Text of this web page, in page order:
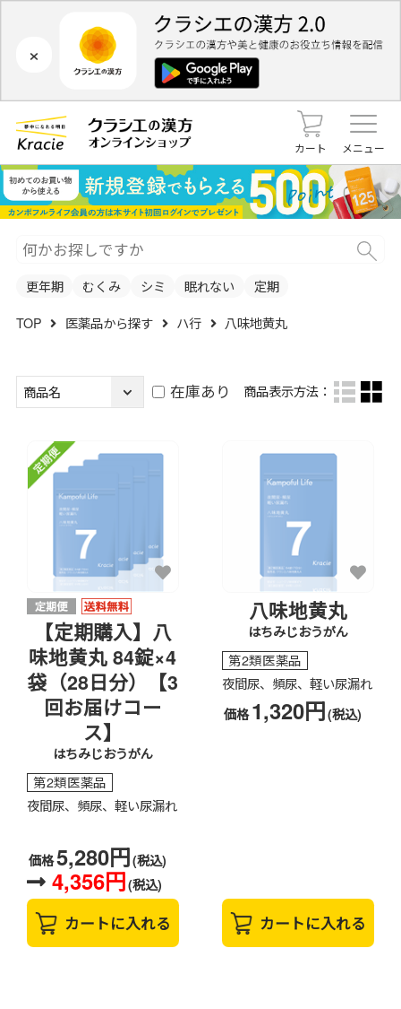
×
カート メニュー
更年期 むくみ シミ 眠れない 定期
TOP 医薬品から探す ハ行 八味地黄丸
在庫あり 商品表示方法：
【定期購入】八
味地黄丸 84錠×4
袋（28日分）【3
回お届けコー
ス】
はちみじおうがん
第2類医薬品
夜間尿、頻尿、軽い尿漏れ
価格5,280円(税込)
4,356円(税込)
カートに入れる
八味地黄丸
はちみじおうがん
第2類医薬品
夜間尿、頻尿、軽い尿漏れ
価格1,320円(税込)
カートに入れる